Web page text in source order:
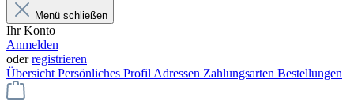
Menü schließen
Ihr Konto
Anmelden
oderregistrieren
Übersicht Persönliches Profil Adressen Zahlungsarten Bestellungen